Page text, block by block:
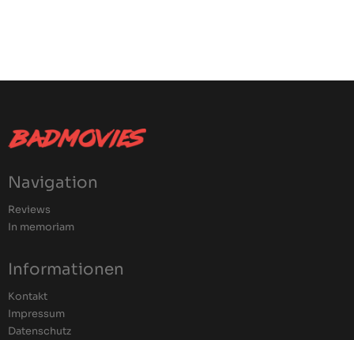
Navigation
Reviews
In memoriam
Informationen
Kontakt
Impressum
Datenschutz